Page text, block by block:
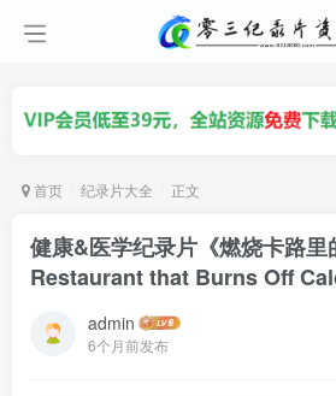
首页 纪录片大全 正文
健康&医学纪录片《燃烧卡路里
Restaurant that Burns Off
admin
6个月前发布